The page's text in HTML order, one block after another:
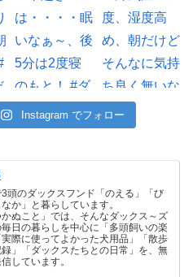
Instagram でフォロー
頭のダックスフンド「のえる」「び
か」と暮らしています。
かぬこと」では、そんなダックス～ズ
日の暮らしを中心に「多頭飼いの楽
際に使ってよかった犬用品」「散歩
」「ダックスたちとの日常」を、無
しています。